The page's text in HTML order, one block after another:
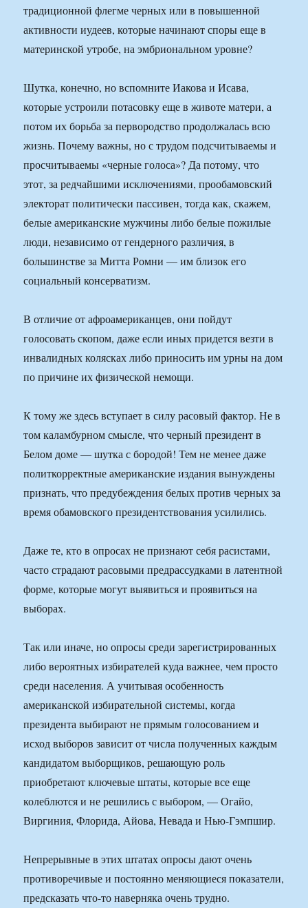
традиционной флегме черных или в повышенной
активности иудеев, которые начинают споры еще в
материнской утробе, на эмбриональном уровне?
Шутка, конечно, но вспомните Иакова и Исава,
которые устроили потасовку еще в животе матери, а
потом их борьба за первородство продолжалась всю
жизнь. Почему важны, но с трудом подсчитываемы и
просчитываемы «черные голоса»? Да потому, что
этот, за редчайшими исключениями, прообамовский
электорат политически пассивен, тогда как, скажем,
белые американские мужчины либо белые пожилые
люди, независимо от гендерного различия, в
большинстве за Митта Ромни — им близок его
социальный консерватизм.
В отличие от афроамериканцев, они пойдут
голосовать скопом, даже если иных придется везти в
инвалидных колясках либо приносить им урны на дом
по причине их физической немощи.
К тому же здесь вступает в силу расовый фактор. Не в
том каламбурном смысле, что черный президент в
Белом доме — шутка с бородой! Тем не менее даже
политкорректные американские издания вынуждены
признать, что предубеждения белых против черных за
время обамовского президентствования усилились.
Даже те, кто в опросах не признают себя расистами,
часто страдают расовыми предрассудками в латентной
форме, которые могут выявиться и проявиться на
выборах.
Так или иначе, но опросы среди зарегистрированных
либо вероятных избирателей куда важнее, чем просто
среди населения. А учитывая особенность
американской избирательной системы, когда
президента выбирают не прямым голосованием и
исход выборов зависит от числа полученных каждым
кандидатом выборщиков, решающую роль
приобретают ключевые штаты, которые все еще
колеблются и не решились с выбором, — Огайо,
Виргиния, Флорида, Айова, Невада и Нью-Гэмпшир.
Непрерывные в этих штатах опросы дают очень
противоречивые и постоянно меняющиеся показатели,
предсказать что-то наверняка очень трудно.